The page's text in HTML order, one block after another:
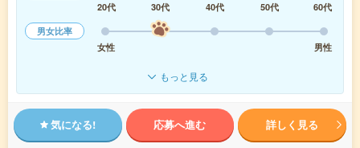
20代
30代 40代 50代
60代
男女比率
女性
男性
もっと見る
気になる! 応募へ進む 詳しく見る